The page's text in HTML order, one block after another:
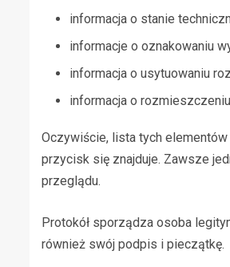
informacja o stanie
informacje o oznakowaniu
informacja o usytuowaniu
informacja o rozmieszczeniu
Oczywiście, lista tych
przycisk się znajduje. Zawsze
przeglądu.
Protokół sporządza osoba
również swój podpis i pieczątkę.